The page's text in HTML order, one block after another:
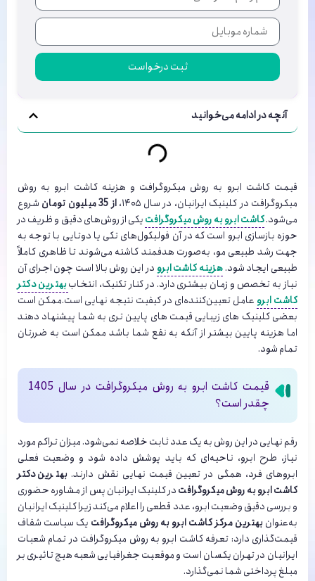
ثبت درخواست
آنچه در ادامه می‌خوانید
قیمت کاشت ابرو به روش میکروگرافت و هزینه کاشت ابرو به روش
میکروگرافت در کلینیک ایرانیان، در سال ۱۴۰۵،
از 35 میلیون تومان
شروع
می‌شود.کاشت ابرو به روش میکروگرافتیکی از روش‌های دقیق و ظریف در
حوزه بازسازی ابرو است که در آن فولیکول‌های تکی یا دوتایی با توجه به
جهت رشد طبیعی مو، به‌صورت هدفمند کاشته می‌شوند تا ظاهری کاملاً
طبیعی ایجاد شود.هزینه کاشت ابرو در این روش بالا است چون اجرای آن
نیاز به تخصص و زمان بیشتری دارد. در کنار تکنیک، انتخاببهترین دکتر
کاشت ابرو عامل تعیین‌کننده‌ای در کیفیت نتیجه نهایی است.ممکن است
بعضی کلینیک های زیبایی قیمت های پایین تری به شما پیشنهاد دهند
اما هزینه پایین بیشتر از آنکه به نفع شما باشد ممکن است به ضررتان
تمام شود.
قیمت کاشت ابرو به روش میکروگرافت در سال 1405
چقدر است؟
رقم نهایی در این روش به یک عدد ثابت خلاصه نمی‌شود. میزان تراکم مورد
نیاز، طرح ابرو، ناحیه‌ای که باید پوشش داده شود و وضعیت فعلی
ابروهای فرد، همگی در تعیین قیمت نهایی نقش دارند. بهترین دکتر
کاشت ابرو به روش میکروگرافتدر کلینیک ایرانیان پس از مشاوره حضوری
و بررسی دقیق وضعیت ابرو، عدد قطعی را اعلام می‌کند زیرا کلینیک ایرانیان
به‌عنوان بهترین مرکز کاشت ابرو به روش میکروگرافت یک سیاست شفاف
قیمت‌گذاری دارد: تعرفه کاشت ابرو به روش میکروگرافت در تمام شعبات
ایرانیان در تهران یکسان است و موقعیت جغرافیایی شعبه هیچ تاثیری بر
مبلغ پرداختی شما نمی‌گذارد.